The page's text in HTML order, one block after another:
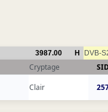
3987.00 H DVB-
Cryptage
Clair